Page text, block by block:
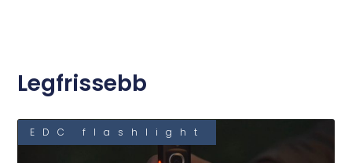
Legfrissebb
EDC flashlight